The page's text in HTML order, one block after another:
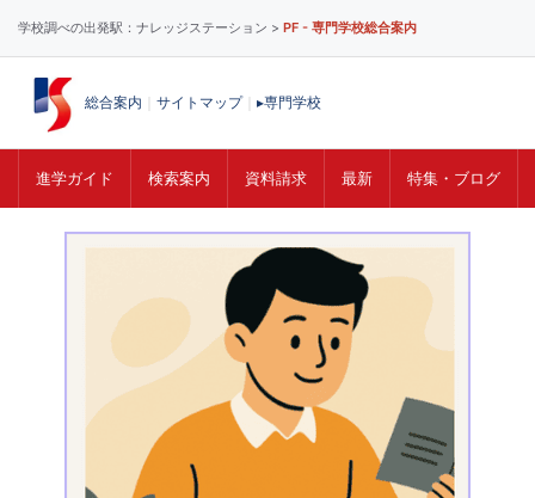
学校調べの出発駅：ナレッジステーション > PF - 専門学校総合案内
総合案内 サイトマップ｜ ▸専門学校
進学ガイド 検索案内 資料請求 最新 特集・ブログ